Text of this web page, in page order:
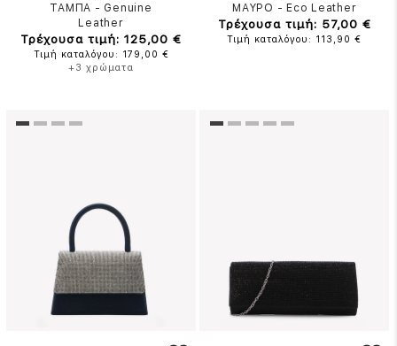
ΤΑΜΠΑ - Genuine
Leather
Τρέχουσα τιμή: 125,00 €
Τιμή καταλόγου: 179,00 €
+3 χρώματα
ΜΑΥΡΟ - Eco Leather
Τρέχουσα τιμή: 57,00 €
Τιμή καταλόγου: 113,90 €